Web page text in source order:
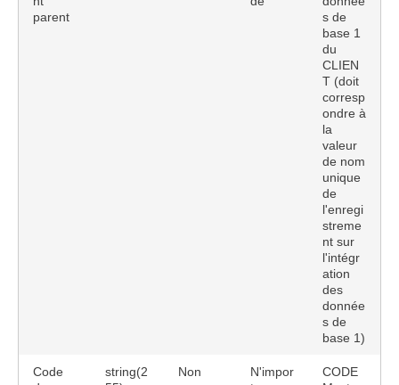
parent
s de
base 1
du
CLIEN
T (doit
corresp
ondre à
la
valeur
de nom
unique
de
l'enregi
streme
nt sur
l'intégr
ation
des
donnée
s de
base 1)
Code
string(2
Non
N'impor
CODE